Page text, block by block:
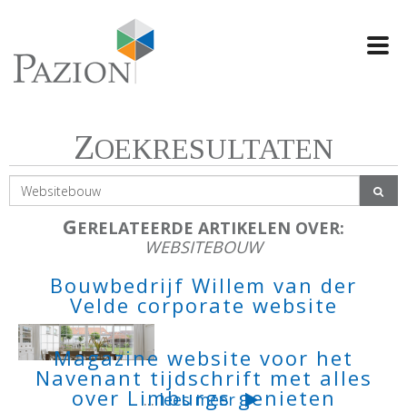
ZOEKRESULTATEN
GERELATEERDE ARTIKELEN OVER:
WEBSITEBOUW
Bouwbedrijf Willem van der
Velde corporate website
...lees meer
Magazine website voor het
Navenant tijdschrift met alles
over Limburgs genieten